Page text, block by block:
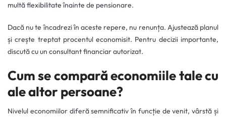
multă flexibilitate înainte de pensionare.
Dacă nu te încadrezi în aceste repere, nu renunța. Ajustează planul
și crește treptat procentul economisit. Pentru decizii importante,
discută cu un consultant financiar autorizat.
Cum se compară economiile tale cu
ale altor persoane?
Nivelul economiilor diferă semnificativ în funcție de venit, vârstă și